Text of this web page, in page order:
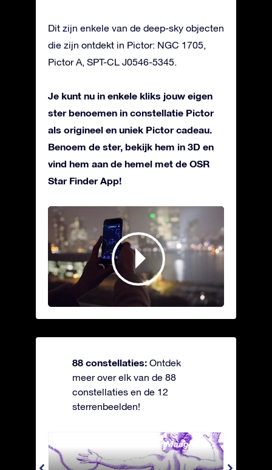
Dit zijn enkele van de deep-sky objecten
die zijn ontdekt in Pictor: NGC 1705,
Pictor A, SPT-CL J0546-5345.
Je kunt nu in enkele kliks jouw eigen
ster benoemen in constellatie Pictor
als origineel en uniek Pictor cadeau.
Benoem de ster, bekijk hem in 3D en
vind hem aan de hemel met de OSR
Star Finder App!
88 constellaties: Ontdek
meer over elk van de 88
constellaties en de 12
sterrenbeelden!
Andromeda - Geketende Maagd